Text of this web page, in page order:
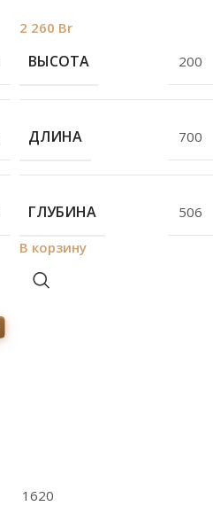
2 260 Br
ВЫСОТА 200
ДЛИНА 700
ГЛУБИНА
506
В корзину
1620